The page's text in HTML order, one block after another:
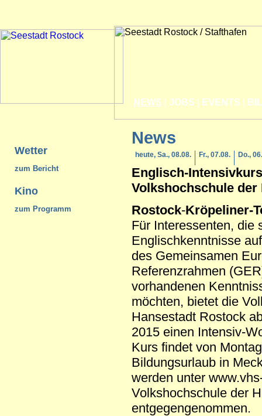
NEWS JOBS EVENTS
Wetter
zum Bericht
Kino
zum Programm
News
heute, Sa., 08.08. Fr., 07.08. Do.,
Englisch-
Volkshochschule der
Rostock-Kröpeliner-
Für Interessenten, die
Englischkenntnisse
des Gemeinsamen
Referenzrahmen
vorhandenen
möchten, bietet die
Hansestadt Rostock
2015 einen Intensiv-
Kurs findet von
Bildungsurlaub in
werden unter
Volkshochschule der
entgegengenommen.